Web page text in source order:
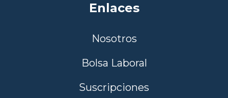
Enlaces
Nosotros
Bolsa Laboral
Suscripciones